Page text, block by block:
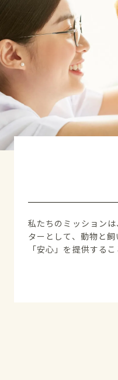
私たちのミッション
ターとして、動物と
「安心」を提供するこ
さの目線で話す」と
物事を考える。専門